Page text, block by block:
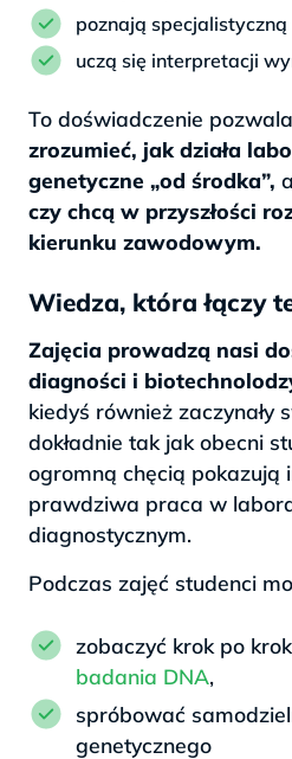
poznają
uczą się interpretacji
To doświadczenie
zrozumieć, jak działa
genetyczne „od środka”,
czy chcą w przyszłości
kierunku zawodowym.
Wiedza, która łączy
Zajęcia prowadzą nasi
diagności i
kiedyś również zaczynały
dokładnie tak jak obecni
ogromną chęcią pokazują
prawdziwa praca w
diagnostycznym.
Podczas zajęć studenci
zobaczyć krok po
badania DNA,
spróbować
genetycznego